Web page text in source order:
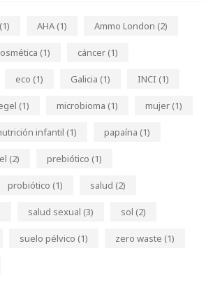
(1) AHA (1) Ammo London (2)
(1) cáncer (1)
eco (1) Galicia (1) INCI (1)
(1) microbioma (1) mujer (1)
infantil (1) papaína (1)
(2) prebiótico (1)
probiótico (1) salud (2)
salud sexual (3) sol (2)
suelo pélvico (1) zero waste (1)